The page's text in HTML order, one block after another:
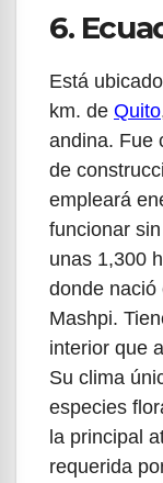
6.
Está
km. de Quito
andina. Fue
de
empleará
funcionar
unas 1,300
donde nació
Mashpi.
interior que
Su clima
especies
la principal
requerida